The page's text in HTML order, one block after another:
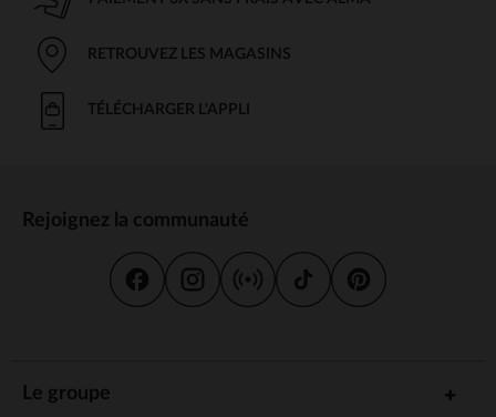
RETROUVEZ LES MAGASINS
TÉLÉCHARGER L'APPLI
Rejoignez la communauté
Le groupe